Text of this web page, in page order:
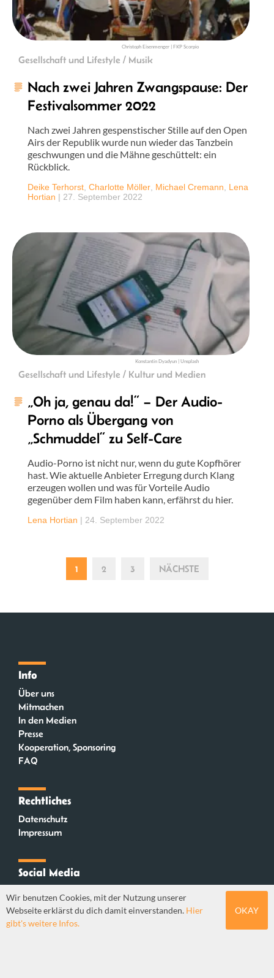
Christoph Eisenmenger | FKP Scorpio
Gesellschaft und Lifestyle / Musik
Nach zwei Jahren Zwangspause: Der
Festivalsommer 2022
Nach zwei Jahren gespenstischer Stille auf den Open
Airs der Republik wurde nun wieder das Tanzbein
geschwungen und die Mähne geschüttelt: ein
Rückblick.
Deike Terhorst Charlotte Möller Michael Cremann
Lena
Hortian | 27. September 2022
Konstantin Dyadyun | Unsplash
Gesellschaft und Lifestyle / Kultur und Medien
„Oh ja, genau da!“ – Der Audio-
Porno als Übergang von
„Schmuddel“ zu Self-Care
Audio-Porno ist nicht nur, wenn du gute Kopfhörer
hast. Wie aktuelle Anbieter Erregung durch Klang
erzeugen wollen und was für Vorteile Audio
gegenüber dem Film haben kann, erfährst du hier.
Lena Hortian | 24. September 2022
1 2 3 NÄCHSTE
Info
Über uns
Mitmachen
In den Medien
Presse
Kooperation, Sponsoring
FAQ
Rechtliches
Datenschutz
Impressum
Social Media
Mastodon
Wir benutzen Cookies, mit der Nutzung unserer
Webseite erklärst du dich damit einverstanden. Hier
gibt's weitere Infos.
OKAY